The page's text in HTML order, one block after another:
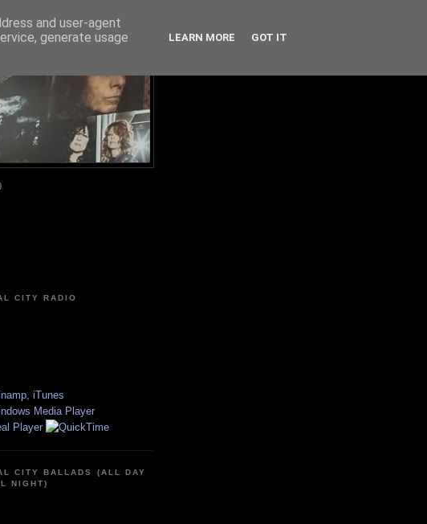
CITY RADIO
CITY BALLADS (ALL DAY
NIGHT)
and user-agent
generate usage
LEARN MORE GOT IT